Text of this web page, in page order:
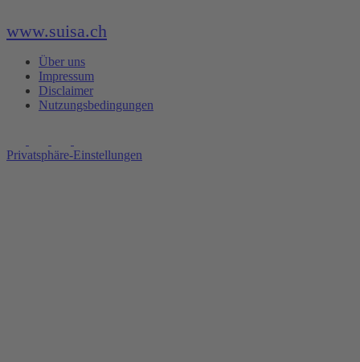
www.suisa.ch
Über uns
Impressum
Disclaimer
Nutzungsbedingungen
Privatsphäre-Einstellungen